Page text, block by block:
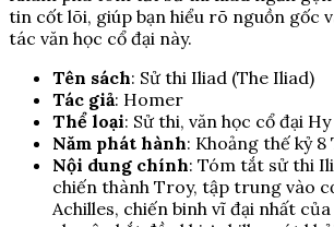
tin cốt lõi, giúp bạn hiểu rõ nguồn gốc
tác văn học cổ đại này.
Tên sách: Sử thi Iliad (The Iliad)
Tác giả: Homer
Thể loại: Sử thi, văn học cổ đại
Năm phát hành: Khoảng thế kỷ 8
Nội dung chính: Tóm tắt sử thi
chiến thành Troy, tập trung vào
Achilles, chiến binh vĩ đại nhất của